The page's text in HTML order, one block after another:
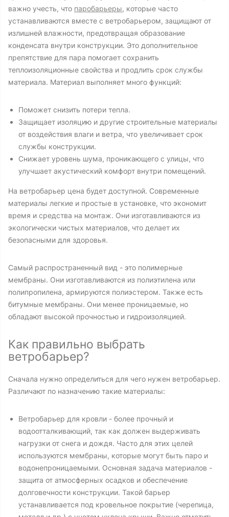
важно учесть, что паробарьеры, которые часто
устанавливаются вместе с ветробарьером, защищают от
излишней влажности, предотвращая образование
конденсата внутри конструкции. Это дополнительное
препятствие для пара помогает сохранить
теплоизоляционные свойства и продлить срок службы
материала. Материал выполняет много функций:
Поможет снизить потери тепла.
Защищает изоляцию и другие строительные материалы
от воздействия влаги и ветра, что увеличивает срок
службы конструкции.
Снижает уровень шума, проникающего с улицы, что
улучшает акустический комфорт внутри помещений.
На ветробарьер цена будет доступной. Современные
материалы легкие и простые в установке, что экономит
время и средства на монтаж. Они изготавливаются из
экологически чистых материалов, что делает их
безопасными для здоровья.
Самый распространенный вид - это полимерные
мембраны. Они изготавливаются из полиэтилена или
полипропилена, армируются полиэстером. Также есть
битумные мембраны. Они менее проницаемые, но
обладают высокой прочностью и гидроизоляцией.
Как правильно выбрать
ветробарьер?
Сначала нужно определиться для чего нужен ветробарьер.
Различают по назначению такие материалы:
Ветробарьер для кровли - более прочный и
водоотталкивающий, так как должен выдерживать
нагрузки от снега и дождя. Часто для этих целей
используются мембраны, которые могут быть паро и
водонепроницаемыми. Основная задача материалов -
защита от атмосферных осадков и обеспечение
долговечности конструкции. Такой барьер
устанавливается под кровельное покрытие (черепица,